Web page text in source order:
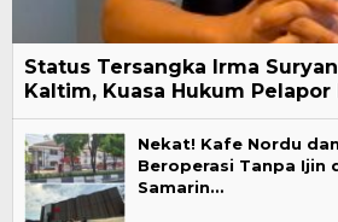
Status Tersangka Irma
Kaltim, Kuasa Hukum
Nekat! Kafe Nordu
Beroperasi Tanpa Ijin
Samarin…